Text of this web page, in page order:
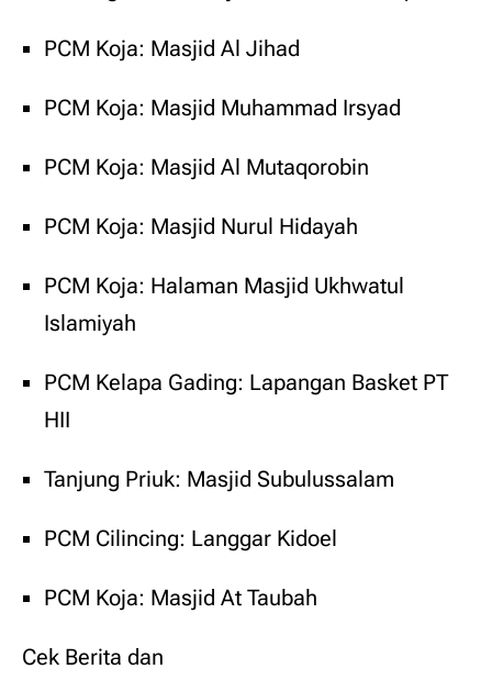
PCM Koja: Masjid Al Jihad
PCM Koja: Masjid Muhammad Irsyad
PCM Koja: Masjid Al Mutaqorobin
PCM Koja: Masjid Nurul Hidayah
PCM Koja: Halaman Masjid Ukhwatul
Islamiyah
PCM Kelapa Gading: Lapangan Basket PT
HII
Tanjung Priuk: Masjid Subulussalam
PCM Cilincing: Langgar Kidoel
PCM Koja: Masjid At Taubah
Cek Berita dan